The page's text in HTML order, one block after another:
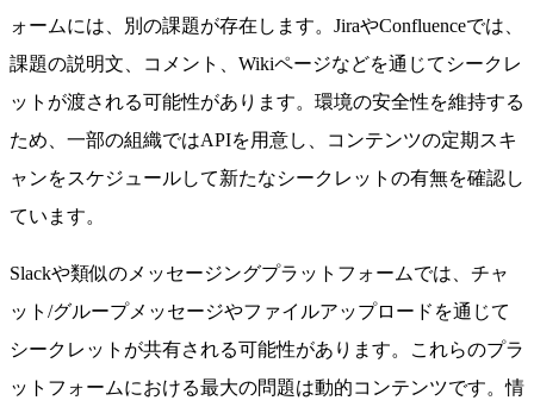
ォームには、別の課題が存在します。JiraやConfluenceでは、
課題の説明文、コメント、Wikiページなどを通じてシークレ
ットが渡される可能性があります。環境の安全性を維持する
ため、一部の組織ではAPIを用意し、コンテンツの定期スキ
ャンをスケジュールして新たなシークレットの有無を確認し
ています。
Slackや類似のメッセージングプラットフォームでは、チャ
ット/グループメッセージやファイルアップロードを通じて
シークレットが共有される可能性があります。これらのプラ
ットフォームにおける最大の問題は動的コンテンツです。情